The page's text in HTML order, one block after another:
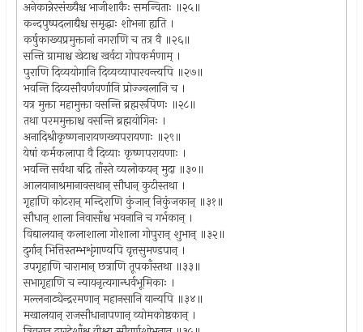
अनेकान्नेरसंख्यैश्च भाजीशाकैः समन्विताः ॥२५॥
कन्दपुष्पदलाद्यैश्च समृद्धाः शोभना ह्यति ।
कर्षुकाख्यप्रमुक्तानां नगराणि च तत्र वै ॥२६॥
सन्ति ग्रामाश्च खेटाश्च खर्वटा गोपकर्मणाम् ।
पुराणि दिव्ययोगानि दिव्यव्यापारवन्त्यपि ॥२७॥
भवन्ति दिव्यसौवर्णवर्णानि प्रोज्ज्वलानि च ।
यत्र मुक्ता महामुक्ता वसन्ति ब्रह्मरूपिणः ॥२८॥
तथा परममुक्ताश्च वसन्ति ब्रह्मयोगिनः ।
अनादिश्रीकृष्णनारायणख्यपरायणाः ॥२९॥
येषां कर्मकलापा वै दिव्याः कृष्णपरायणाः ।
भवन्ति सर्वथा बद्रि ताँस्ते व्यलोकयन् मुदा ॥३०॥
आलयानाश्रमानावसथान् सौधान् कुटीस्तथा ।
गृहाणि कोटरान् मन्दिराणि कुंजान् निकुंजकान् ॥३१॥
सौधान् शाला निवासाँश्च भवनानि च गर्भकान् ।
विद्यालयान् कलाशाला गोशाला गोपुरान् शुभान् ॥३२॥
दुर्गान् भित्तिस्तम्भशृंगाण्यपि वृत्तसुमण्डपान् ।
उपगृहाणि चारामान् छत्राणि तूपकाँस्तथा ॥३३॥
सभागृहाणि च न्यायनृत्यगान्धर्वभूमिकाः ।
मल्लनाट्येन्द्ररमणान् महानसानि यान्यपि ॥३४॥
मखालयान् राजसौधानापणान् व्योमकोष्ठकान् ।